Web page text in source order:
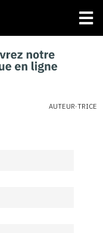
AUTEUR·TRICE